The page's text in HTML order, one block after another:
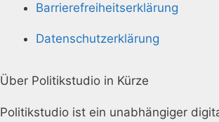
Barrierefreiheitserklärung
Datenschutzerklärung
Über Politikstudio in Kürze
Politikstudio ist ein unabhängiger